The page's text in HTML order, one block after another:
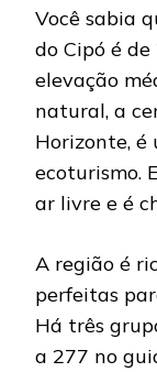
Você sabia
do Cipó é
elevação
natural, a
Horizonte, é
ecoturismo.
ar livre e é
A região é
perfeitas
Há três
a 277 no